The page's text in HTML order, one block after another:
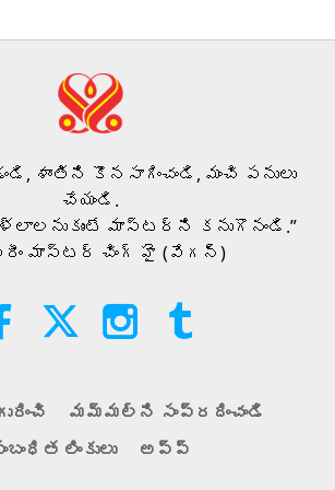
2026-08-06
నీటిపై ఇస్లామిక్ నీతి: హదీసుల
2026-08-06 338అభిప్రాయాలు
ప్రపంచం కోసం విత్తనాలు నాటడం, 2
యొక్క 2 వ భాగం
ప్రసంగాలు, 2 యొక్క 1 వ భాగం
శాంతిని కొనసాగించండి, మంచి పనులు
చేయండి.
మాస్టర్‌ని కనుగొనండి.”
మాస్టర్ చింగ్ హై (వేగన్)
మమ్మల్ని సంప్రదించండి
లింకులు
అప్ప్